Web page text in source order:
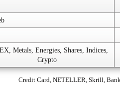
Metals, Energies, Shares, Indices,
Crypto